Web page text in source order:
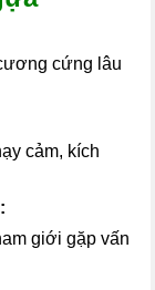
cứng lâu
cảm, kích
giới gặp vấn